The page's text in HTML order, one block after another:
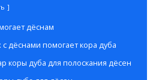
дёснам
дёснами помогает кора дуба
коры дуба для полоскания дёсен